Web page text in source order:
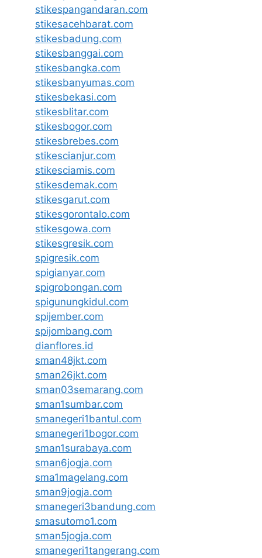
stikespangandaran.com
stikesacehbarat.com
stikesbadung.com
stikesbanggai.com
stikesbangka.com
stikesbanyumas.com
stikesbekasi.com
stikesblitar.com
stikesbogor.com
stikesbrebes.com
stikescianjur.com
stikesciamis.com
stikesdemak.com
stikesgarut.com
stikesgorontalo.com
stikesgowa.com
stikesgresik.com
spigresik.com
spigianyar.com
spigrobongan.com
spigunungkidul.com
spijember.com
spijombang.com
dianflores.id
sman48jkt.com
sman26jkt.com
sman03semarang.com
sman1sumbar.com
smanegeri1bantul.com
smanegeri1bogor.com
sman1surabaya.com
sman6jogja.com
sma1magelang.com
sman9jogja.com
smanegeri3bandung.com
smasutomo1.com
sman5jogja.com
smanegeri1tangerang.com